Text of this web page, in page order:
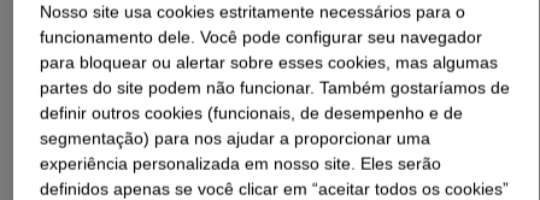
O que éWALOCEL™ MKX 40000 PF01 Cellulose
Ether?
Nosso site usa cookies estritamente necessários para o
funcionamento dele. Você pode configurar seu navegador
para bloquear ou alertar sobre esses cookies, mas algumas
partes do site podem não funcionar. Também gostaríamos de
definir outros cookies (funcionais, de desempenho e de
segmentação) para nos ajudar a proporcionar uma
experiência personalizada em nosso site. Eles serão
definidos apenas se você clicar em “aceitar todos os cookies”